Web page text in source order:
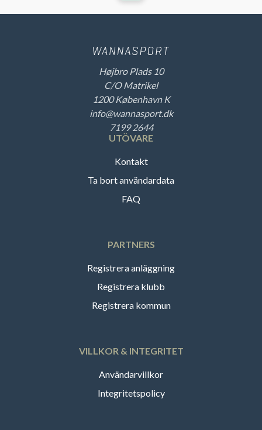
Højbro Plads 10
C/O Matrikel
1200 København K
info@wannasport.dk
7199 2644
UTÖVARE
Kontakt
Ta bort användardata
FAQ
PARTNERS
Registrera anläggning
Registrera klubb
Registrera kommun
VILLKOR & INTEGRITET
Användarvillkor
Integritetspolicy